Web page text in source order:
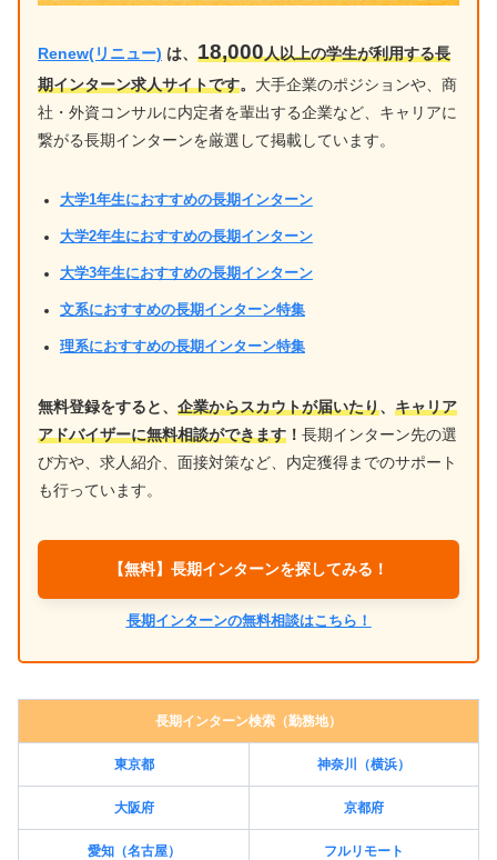
Renew(リニュー) は、 18,000人以上の学生が利用する長
期インターン求人サイトです。 大手企業のポジションや、商
社・外資コンサルに内定者を輩出する企業など、キャリアに
繋がる長期インターンを厳選して掲載しています。
大学1年生におすすめの長期インターン
大学2年生におすすめの長期インターン
大学3年生におすすめの長期インターン
文系におすすめの長期インターン特集
理系におすすめの長期インターン特集
無料登録をすると、 企業からスカウトが届いたり、 キャリア
アドバイザーに無料相談ができます ！ 長期インターン先の選
び方や、求人紹介、面接対策など、内定獲得までのサポート
も行っています。
【無料】長期インターンを探してみる！
長期インターンの無料相談はこちら！
長期インターン検索（勤務地）
東京都 神奈川（横浜）
大阪府 京都府
愛知（名古屋） フルリモート